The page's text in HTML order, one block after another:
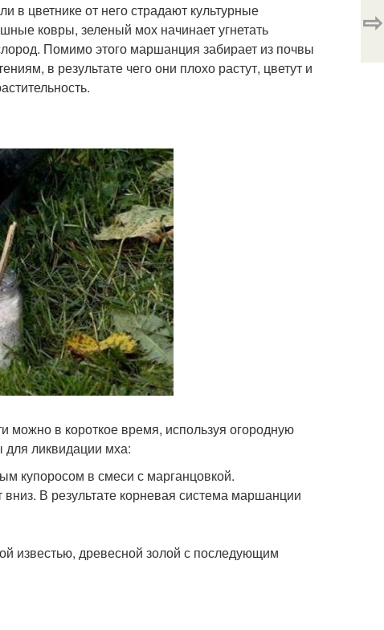
в цветнике от него страдают культурные
ковры, зеленый мох начинает угнетать
Помимо этого маршанция забирает из почвы
в результате чего они плохо растут, цветут и
можно в короткое время, используя огородную
для ликвидации мха:
купоросом в смеси с марганцовкой.
В результате корневая система маршанции
известью, древесной золой с последующим
⇨